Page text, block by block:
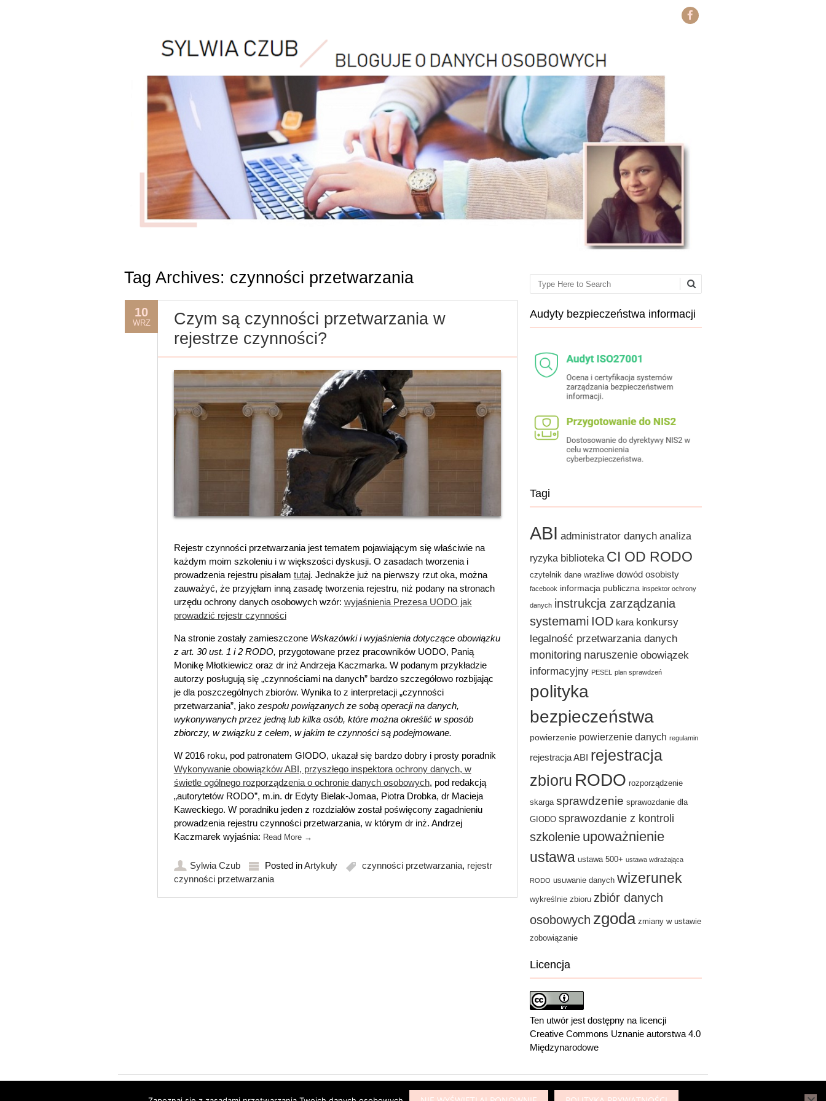
Tag Archives: czynności przetwarzania
10
WRZ
Czym są czynności przetwarzania w
rejestrze czynności?
Rejestr czynności przetwarzania jest tematem pojawiającym się właściwie na
każdym moim szkoleniu i w większości dyskusji. O zasadach tworzenia i
prowadzenia rejestru pisałam tutaj. Jednakże już na pierwszy rzut oka, można
zauważyć, że przyjęłam inną zasadę tworzenia rejestru, niż podany na stronach
urzędu ochrony danych osobowych wzór: wyjaśnienia Prezesa UODO jak
prowadzić rejestr czynności
Na stronie zostały zamieszczone Wskazówki i wyjaśnienia dotyczące obowiązku
z art. 30 ust. 1 i 2 RODO, przygotowane przez pracowników UODO, Panią
Monikę Młotkiewicz oraz dr inż Andrzeja Kaczmarka. W podanym przykładzie
autorzy posługują się „czynnościami na danych” bardzo szczegółowo rozbijając
je dla poszczególnych zbiorów. Wynika to z interpretacji „czynności
przetwarzania”, jako zespołu powiązanych ze sobą operacji na danych,
wykonywanych przez jedną lub kilka osób, które można określić w sposób
zbiorczy, w związku z celem, w jakim te czynności są podejmowane.
W 2016 roku, pod patronatem GIODO, ukazał się bardzo dobry i prosty poradnik
Wykonywanie obowiązków ABI, przyszłego inspektora ochrony danych, w
świetle ogólnego rozporządzenia o ochronie danych osobowych, pod redakcją
„autorytetów RODO”, m.in. dr Edyty Bielak-Jomaa, Piotra Drobka, dr Macieja
Kaweckiego. W poradniku jeden z rozdziałów został poświęcony zagadnieniu
prowadzenia rejestru czynności przetwarzania, w którym dr inż. Andrzej
Kaczmarek wyjaśnia: Read More →
Sylwia Czub Posted inArtykuły czynności przetwarzania, rejestr
czynności przetwarzania
Search
Audyty bezpieczeństwa informacji
Tagi
ABI administrator danych analiza
ryzyka biblioteka CI OD RODO
czytelnik dane wrażliwe dowód osobisty
facebook informacja publiczna inspektor ochrony
danych instrukcja zarządzania
systemami IOD kara konkursy
legalność przetwarzania danych
monitoring naruszenie obowiązek
informacyjny PESEL plan sprawdzeń
polityka
bezpieczeństwa
powierzenie powierzenie danych regulamin
rejestracja ABI rejestracja
zbioru RODO rozporządzenie
skarga sprawdzenie sprawozdanie dla
GIODO sprawozdanie z kontroli
szkolenie upoważnienie
ustawa ustawa 500+ ustawa wdrażająca
RODO usuwanie danych wizerunek
wykreślnie zbioru zbiór danych
osobowych zgoda zmiany w ustawie
zobowiązanie
Licencja
Ten utwór jest dostępny na licencji
Creative Commons Uznanie autorstwa 4.0
Międzynarodowe
Strona została stworzona w oparciu oWordPress ↑